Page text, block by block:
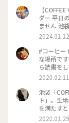
【
ダー 平日
ません 池
ス：Brazil
ワンパク
粒粉の角
なルック
終わって
ーの飲み
たけど さ
. #カフェ
2024.01.12
#コーヒー
な場所で
ら読書を
2020.02.11
池袋「
ト」。生
を満たす
珈琲は本
2020.01.29